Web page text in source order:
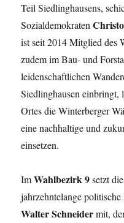
Teil Siedlinghausens,
Sozialdemokraten
ist seit 2014 Mitglied des
zudem im Bau- und
leidenschaftlichen
Siedlinghausen einbringt,
Ortes die Winterberger
eine nachhaltige und
einsetzen.
ImWahlbezirk 9setzt
jahrzehntelange
Walter Schneidermit,